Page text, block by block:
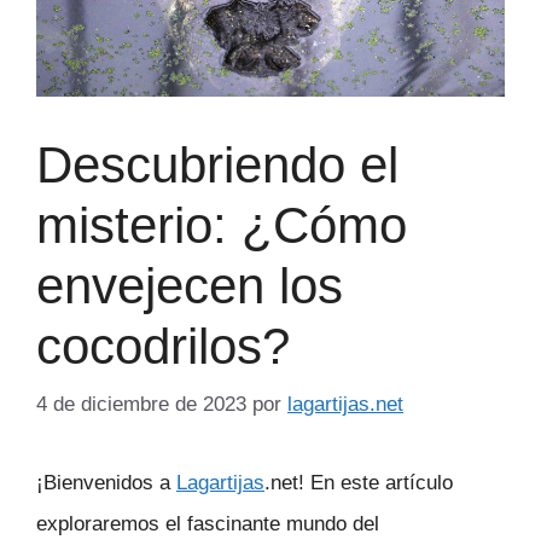
Descubriendo el
misterio: ¿Cómo
envejecen los
cocodrilos?
4 de diciembre de 2023 por lagartijas.net
¡Bienvenidos a Lagartijas.net! En este artículo
exploraremos el fascinante mundo del